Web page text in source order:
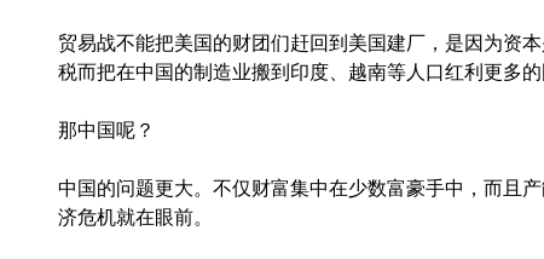
贸易战不能把美国的财团们赶回到美国建厂，是因为资
税而把在中国的制造业搬到印度、越南等人口红利更多的
那中国呢？
中国的问题更大。不仅财富集中在少数富豪手中，而且
济危机就在眼前。